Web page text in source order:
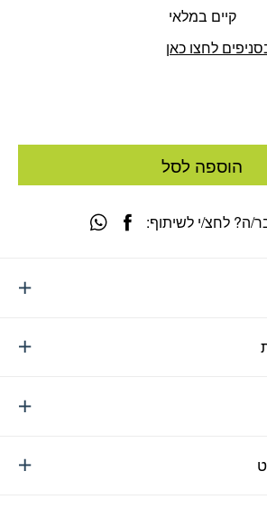
קיים במלאי
לחצו כאן
הוספה לסל
ה? לחצ/י לשיתוף: